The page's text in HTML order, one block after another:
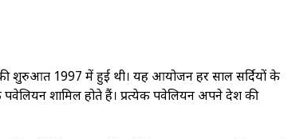
शुरुआत 1997 में हुई थी। यह आयोजन हर साल सर्दियों के
शामिल होते हैं। प्रत्येक पवेलियन अपने देश की